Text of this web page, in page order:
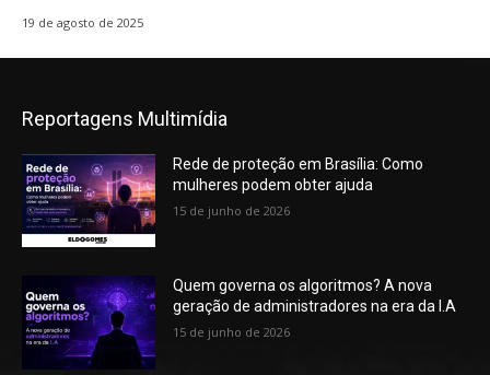
19 de agosto de 2025
Reportagens Multimídia
Rede de proteção em Brasília: Como
mulheres podem obter ajuda
15 de junho de 2026
Quem governa os algoritmos? A nova
geração de administradores na era da I.A
15 de junho de 2026